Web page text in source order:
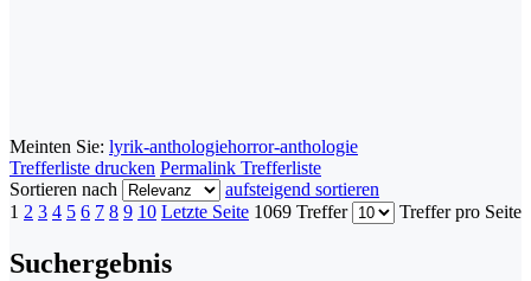
Meinten Sie: lyrik-anthologiehorror-anthologie
Trefferliste drucken Permalink Trefferliste
Sortieren nach
aufsteigend sortieren
1 2 3 4 5 6 7 8 9 10 Letzte Seite 1069 Treffer Treffer pro Seite
Suchergebnis